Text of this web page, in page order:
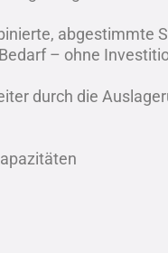
abgestimmte
– ohne
durch die